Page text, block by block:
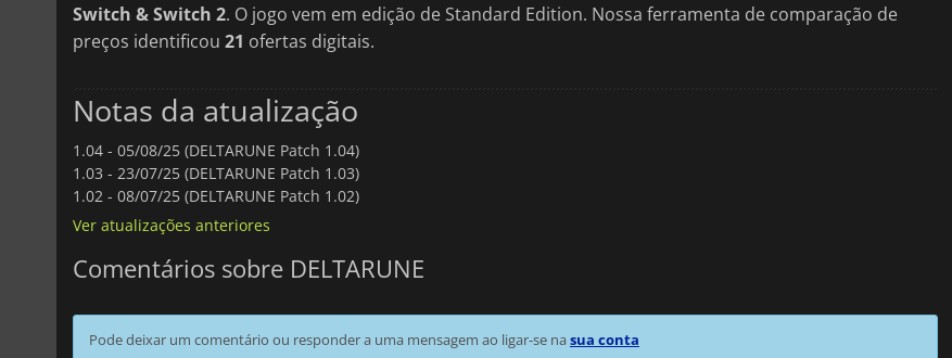
Switch & Switch 2. O jogo vem em edição de Standard Edition. Nossa ferramenta de comparação de
preços identificou 21 ofertas digitais.
Notas da atualização
1.04 - 05/08/25 (DELTARUNE Patch 1.04)
1.03 - 23/07/25 (DELTARUNE Patch 1.03)
1.02 - 08/07/25 (DELTARUNE Patch 1.02)
Ver atualizações anteriores
Comentários sobre DELTARUNE
Pode deixar um comentário ou responder a uma mensagem ao ligar-se nasua conta